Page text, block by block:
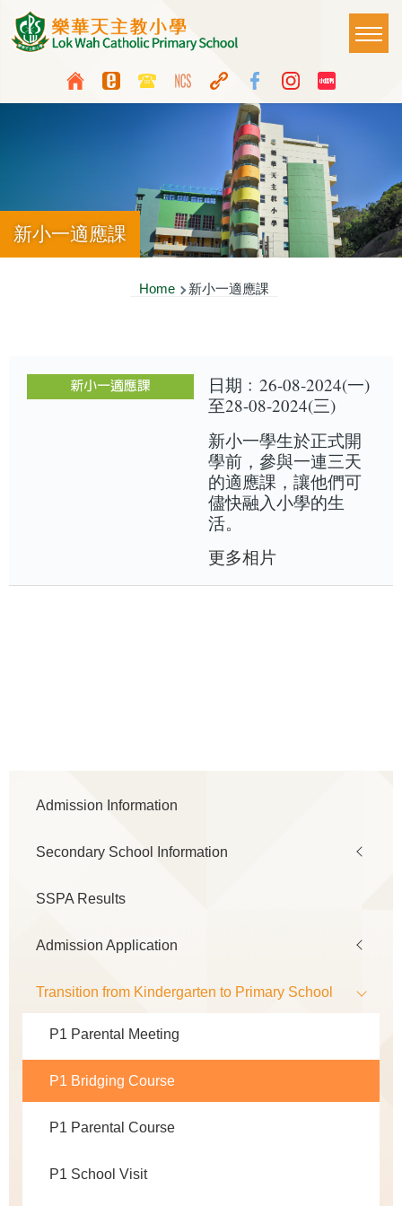
Skip to main content
Top
Media
Button
Language
switcher
Main
新小一適應課
Home 新小一適應課
日期﹕26-08-2024(一)
至28-08-2024(三)
新小一學生於正式開
學前，參與一連三天
的適應課，讓他們可
儘快融入小學的生
活。
更多相片
navigation
Admission Information
Secondary School Information
SSPA Results
Admission Application
Transition from Kindergarten to Primary School
P1 Parental Meeting
P1 Bridging Course
P1 Parental Course
P1 School Visit